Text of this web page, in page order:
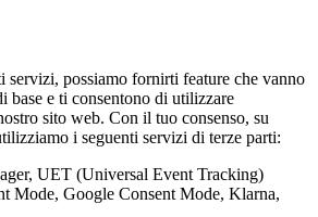
servizi, possiamo fornirti feature che vanno
base e ti consentono di utilizzare
sito web. Con il tuo consenso, su
i seguenti servizi di terze parti:
UET (Universal Event Tracking)
Mode, Google Consent Mode, Klarna,